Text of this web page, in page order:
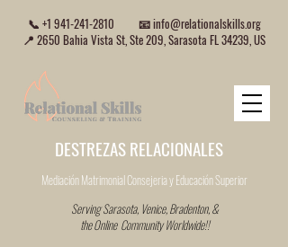
DESTREZAS RELACIONALES
📞 +1 941-241-2810 📧info@relationalskills.org
📍 2650 Bahia Vista St, Ste 209, Sarasota FL 34239, US
Serving Sarasota, Venice, Bradenton, &
the Online Community Worldwide!!
Mediación Matrimonial Consejeriay Educación Superior